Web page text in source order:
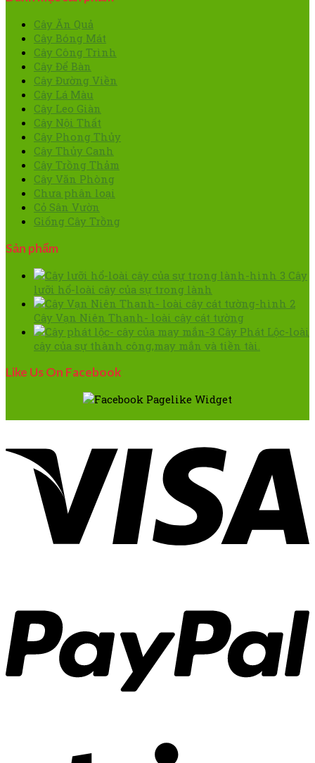
Cây Ăn Quả
Cây Bóng Mát
Cây Công Trình
Cây Để Bàn
Cây Đường Viền
Cây Lá Màu
Cây Leo Giàn
Cây Nội Thất
Cây Phong Thủy
Cây Thủy Canh
Cây Trồng Thảm
Cây Văn Phòng
Chưa phân loại
Cỏ Sân Vườn
Giống Cây Trồng
Sản phẩm
Cây
lưỡi hổ-loài cây của sự trong lành
Cây Vạn Niên Thanh- loài cây cát tường
Cây Phát Lộc-loài
cây của sự thành công,may mắn và tiền tài.
Like Us On Facebook